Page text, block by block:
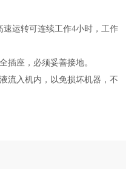
运转可连续工作4小时，工作
插座，必须妥善接地。
流入机内，以免损坏机器，不